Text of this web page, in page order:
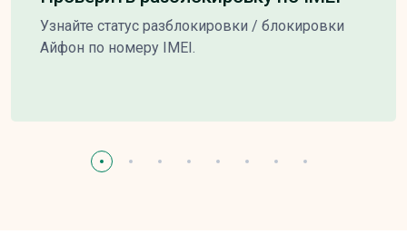
Узнайте статус разблокировки / блокировки
Айфон по номеру IMEI.